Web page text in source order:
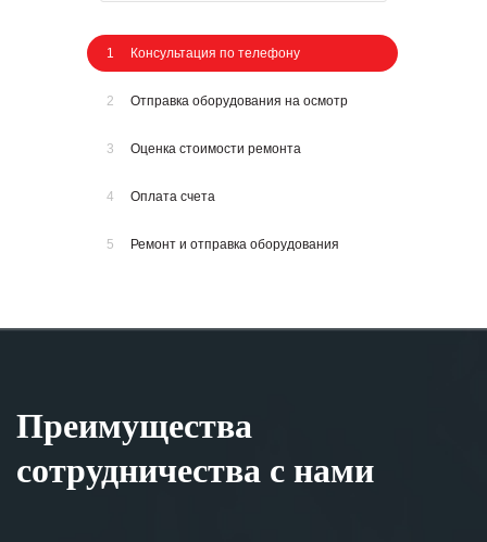
1 Консультация по телефону
2 Отправка оборудования на осмотр
3 Оценка стоимости ремонта
4 Оплата счета
5 Ремонт и отправка оборудования
Преимущества
сотрудничества с нами